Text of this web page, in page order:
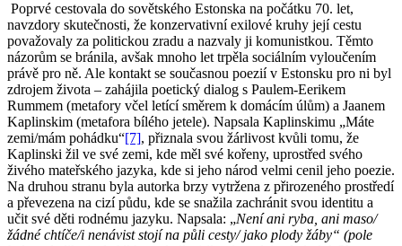
Poprvé cestovala do sovětského Estonska na počátku 70. let,
navzdory skutečnosti, že konzervativní exilové kruhy její cestu
považovaly za politickou zradu a nazvaly ji komunistkou. Těmto
názorům se bránila, avšak mnoho let trpěla sociálním vyloučením
právě pro ně. Ale kontakt se současnou poezií v Estonsku pro ni byl
zdrojem života – zahájila poetický dialog s Paulem-Eerikem
Rummem (metafory včel letící směrem k domácím úlům) a Jaanem
Kaplinskim (metafora bílého jetele). Napsala Kaplinskimu „Máte
zemi/mám pohádku“[7], přiznala svou žárlivost kvůli tomu, že
Kaplinski žil ve své zemi, kde měl své kořeny, uprostřed svého
živého mateřského jazyka, kde si jeho národ velmi cenil jeho poezie.
Na druhou stranu byla autorka brzy vytržena z přirozeného prostředí
a převezena na cizí půdu, kde se snažila zachránit svou identitu a
učit své děti rodnému jazyku. Napsala: „Není ani ryba, ani maso/
žádné chtíče/i nenávist stojí na půli cesty/ jako plody žáby“ (pole